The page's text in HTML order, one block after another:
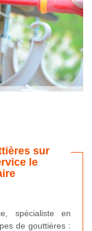
sur
le
spécialiste en
de gouttières :